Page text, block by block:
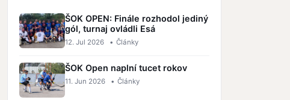
ŠOK OPEN: Finále rozhodol jediný
gól, turnaj ovládli Esá
12. Jul 2026 • Články
ŠOK Open naplní tucet rokov
11. Jun 2026 • Články